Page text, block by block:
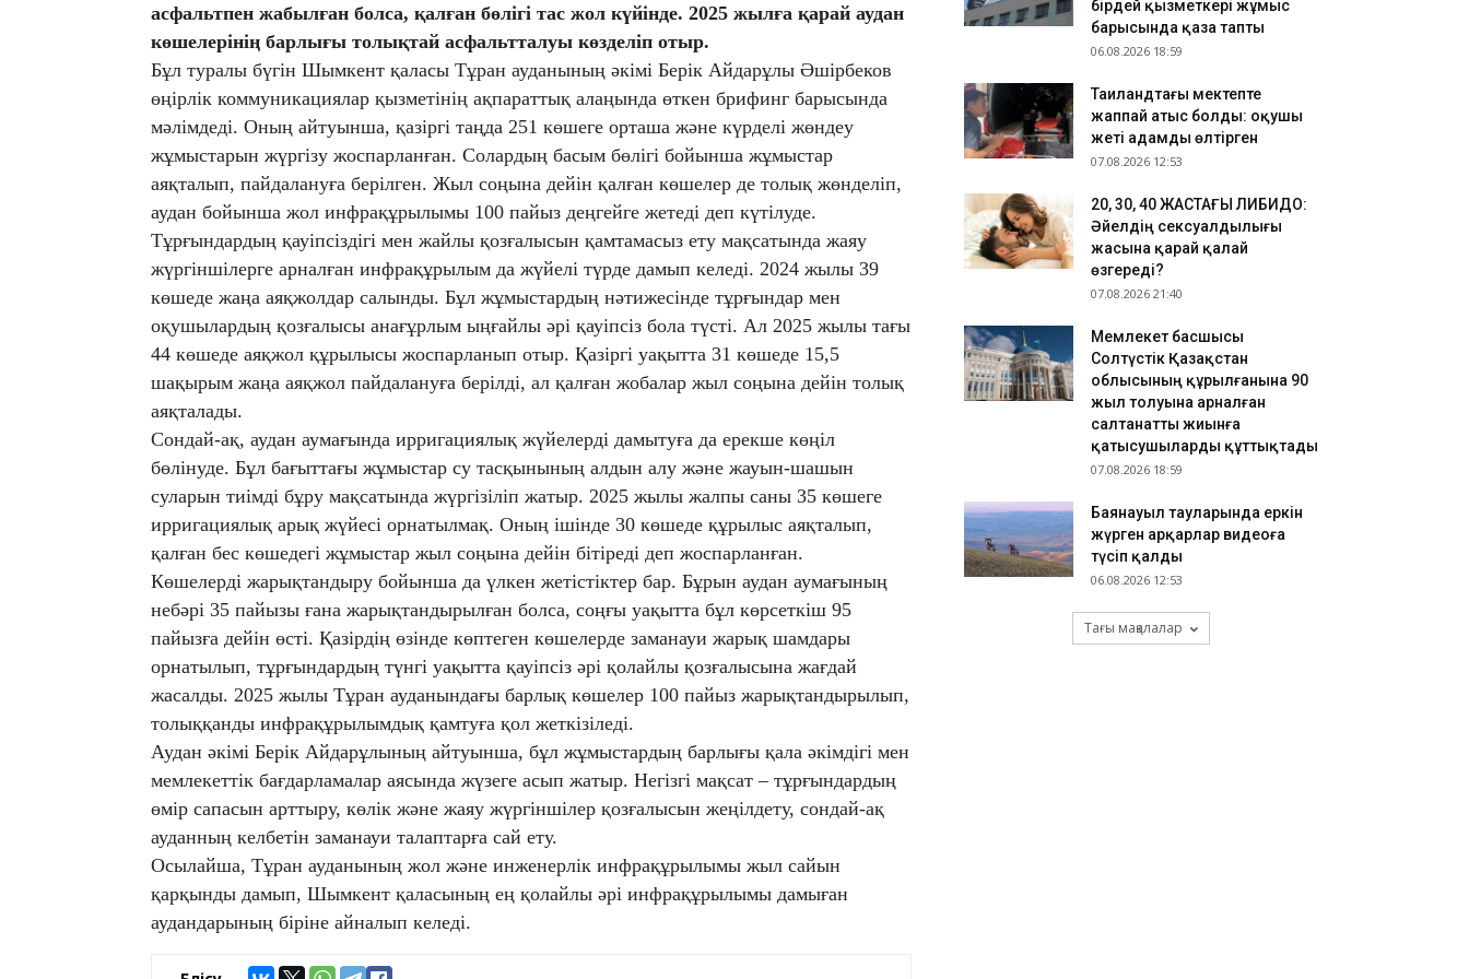
асфальтпен жабылған болса, қалған бөлігі тас жол күйінде. 2025 жылға қарай аудан
көшелерінің барлығы толықтай асфальтталуы көзделіп отыр.
Бұл туралы бүгін Шымкент қаласы Тұран ауданының әкімі Берік Айдарұлы Әшірбеков
өңірлік коммуникациялар қызметінің ақпараттық алаңында өткен брифинг барысында
мәлімдеді. Оның айтуынша, қазіргі таңда 251 көшеге орташа және күрделі жөндеу
жұмыстарын жүргізу жоспарланған. Солардың басым бөлігі бойынша жұмыстар
аяқталып, пайдалануға берілген. Жыл соңына дейін қалған көшелер де толық жөнделіп,
аудан бойынша жол инфрақұрылымы 100 пайыз деңгейге жетеді деп күтілуде.
Тұрғындардың қауіпсіздігі мен жайлы қозғалысын қамтамасыз ету мақсатында жаяу
жүргіншілерге арналған инфрақұрылым да жүйелі түрде дамып келеді. 2024 жылы 39
көшеде жаңа аяқжолдар салынды. Бұл жұмыстардың нәтижесінде тұрғындар мен
оқушылардың қозғалысы анағұрлым ыңғайлы әрі қауіпсіз бола түсті. Ал 2025 жылы тағы
44 көшеде аяқжол құрылысы жоспарланып отыр. Қазіргі уақытта 31 көшеде 15,5
шақырым жаңа аяқжол пайдалануға берілді, ал қалған жобалар жыл соңына дейін толық
аяқталады.
Сондай-ақ, аудан аумағында ирригациялық жүйелерді дамытуға да ерекше көңіл
бөлінуде. Бұл бағыттағы жұмыстар су тасқынының алдын алу және жауын-шашын
суларын тиімді бұру мақсатында жүргізіліп жатыр. 2025 жылы жалпы саны 35 көшеге
ирригациялық арық жүйесі орнатылмақ. Оның ішінде 30 көшеде құрылыс аяқталып,
қалған бес көшедегі жұмыстар жыл соңына дейін бітіреді деп жоспарланған.
Көшелерді жарықтандыру бойынша да үлкен жетістіктер бар. Бұрын аудан аумағының
небәрі 35 пайызы ғана жарықтандырылған болса, соңғы уақытта бұл көрсеткіш 95
пайызға дейін өсті. Қазірдің өзінде көптеген көшелерде заманауи жарық шамдары
орнатылып, тұрғындардың түнгі уақытта қауіпсіз әрі қолайлы қозғалысына жағдай
жасалды. 2025 жылы Тұран ауданындағы барлық көшелер 100 пайыз жарықтандырылып,
толыққанды инфрақұрылымдық қамтуға қол жеткізіледі.
Аудан әкімі Берік Айдарұлының айтуынша, бұл жұмыстардың барлығы қала әкімдігі мен
мемлекеттік бағдарламалар аясында жүзеге асып жатыр. Негізгі мақсат – тұрғындардың
өмір сапасын арттыру, көлік және жаяу жүргіншілер қозғалысын жеңілдету, сондай-ақ
ауданның келбетін заманауи талаптарға сай ету.
Осылайша, Тұран ауданының жол және инженерлік инфрақұрылымы жыл сайын
қарқынды дамып, Шымкент қаласының ең қолайлы әрі инфрақұрылымы дамыған
аудандарының біріне айналып келеді.
08.08.2026 18:32
Оралда ет өнімдерін «жалған» сертификаттау
08.08.2026 17:25
Бельгия королі Филипп Қасым-Жомарт Тоқаевқа
жауап хат жолдады
бірдей қызметкері жұмыс
барысында қаза тапты
06.08.2026 18:59
Таиландтағы мектепте
жаппай атыс болды: оқушы
жеті адамды өлтірген
07.08.2026 12:53
​20, 30, 40 ЖАСТАҒЫ ЛИБИДО:
Әйелдің сексуалдылығы
жасына қарай қалай
өзгереді?
07.08.2026 21:40
Мемлекет басшысы
Солтүстік Қазақстан
облысының құрылғанына 90
жыл толуына арналған
салтанатты жиынға
қатысушыларды құттықтады
07.08.2026 18:59
Баянауыл тауларында еркін
жүрген арқарлар видеоға
түсіп қалды
06.08.2026 12:53
Тағы мақалалар